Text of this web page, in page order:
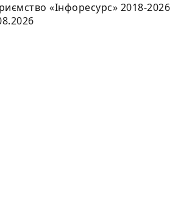
«Інфоресурс» 2018-2026